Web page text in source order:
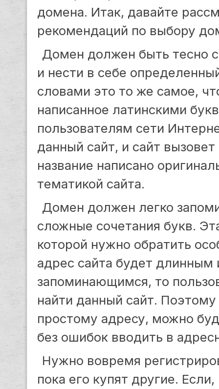
домена. Итак, давайте
рекомендаций по выбору
Домен должен быть тесно
и нести в себе
словами это то же самое,
написанное латинскими
пользователям сети
данный сайт, и сайт
название написано
тематикой сайта.
Домен должен легко
сложные сочетания букв.
которой нужно обратить
адрес сайта будет длинным
запоминающимся, то
найти данный сайт.
простому адресу, можно
без ошибок вводить в
Нужно вовремя
пока его купят другие.